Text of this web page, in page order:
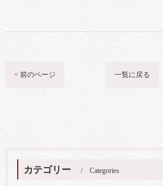
< 前のページ 一覧に戻る
カテゴリー Categories